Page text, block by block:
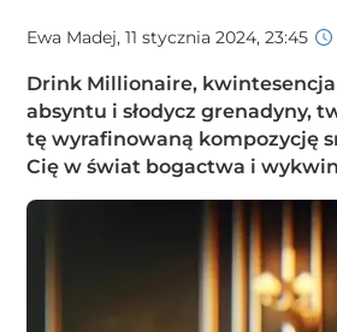
Ewa Madej, 11 stycznia 2024, 23:45
Drink Millionaire, kwintesencja
absyntu i słodycz grenadyny,
tę wyrafinowaną kompozycję
Cię w świat bogactwa i